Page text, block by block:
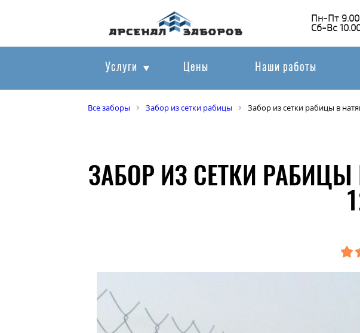
Пн-Пт
Сб-Вс
Услуги Цены Наши работы
Все заборы Забор из сетки рабицы Забор из сетки рабицы в
ЗАБОР ИЗ СЕТКИ